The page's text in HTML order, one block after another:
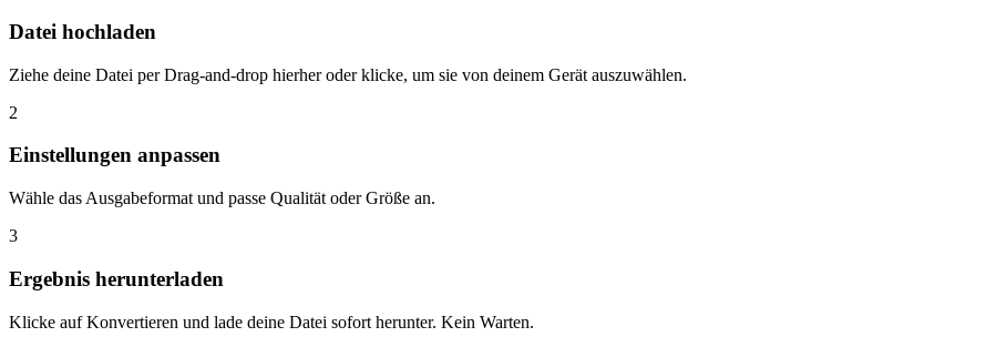
Datei hochladen
Ziehe deine Datei per Drag-and-drop hierher oder klicke, um sie von deinem Gerät auszuwählen.
2
Einstellungen anpassen
Wähle das Ausgabeformat und passe Qualität oder Größe an.
3
Ergebnis herunterladen
Klicke auf Konvertieren und lade deine Datei sofort herunter. Kein Warten.